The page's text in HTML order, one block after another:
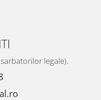
legale).